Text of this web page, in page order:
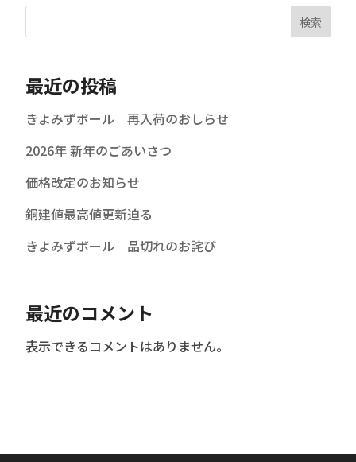
検索
最近の投稿
きよみずボール 再入荷のおしらせ
2026年 新年のごあいさつ
価格改定のお知らせ
銅建値最高値更新迫る
きよみずボール 品切れのお詫び
最近のコメント
表示できるコメントはありません。